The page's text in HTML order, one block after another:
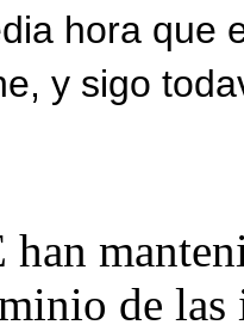
hora que
y sigo
han
de las